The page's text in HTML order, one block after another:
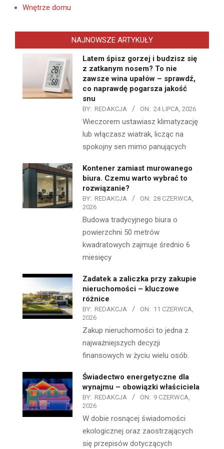
Wnętrze domu
NAJNOWSZE ARTYKUŁY
Latem śpisz gorzej i budzisz się
z zatkanym nosem? To nie
zawsze wina upałów – sprawdź,
co naprawdę pogarsza jakość
snu
BY: REDAKCJA ON: 24 LIPCA, 2026
Wieczorem ustawiasz klimatyzację
lub włączasz wiatrak, licząc na
spokojny sen mimo panujących
Kontener zamiast murowanego
biura. Czemu warto wybrać to
rozwiązanie?
BY: REDAKCJA ON: 28 CZERWCA,
2026
Budowa tradycyjnego biura o
powierzchni 50 metrów
kwadratowych zajmuje średnio 6
miesięcy
Zadatek a zaliczka przy zakupie
nieruchomości – kluczowe
różnice
BY: REDAKCJA ON: 11 CZERWCA,
2026
Zakup nieruchomości to jedna z
najważniejszych decyzji
finansowych w życiu wielu osób.
Świadectwo energetyczne dla
wynajmu – obowiązki właściciela
BY: REDAKCJA ON: 9 CZERWCA,
2026
W dobie rosnącej świadomości
ekologicznej oraz zaostrzających
się przepisów dotyczących